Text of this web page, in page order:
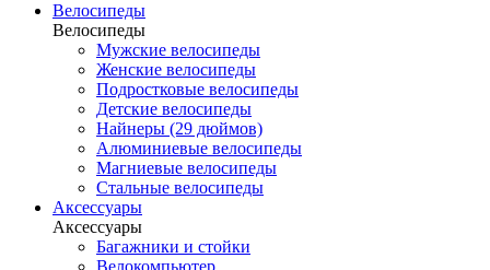
Велосипеды
Велосипеды
Мужские велосипеды
Женские велосипеды
Подростковые велосипеды
Детские велосипеды
Найнеры (29 дюймов)
Алюминиевые велосипеды
Магниевые велосипеды
Стальные велосипеды
Аксессуары
Аксессуары
Багажники и стойки
Велокомпьютер